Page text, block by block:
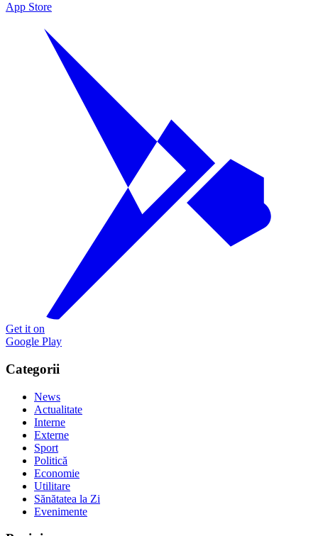
App Store
Get it on
Google Play
Categorii
News
Actualitate
Interne
Externe
Sport
Politică
Economie
Utilitare
Sănătatea la Zi
Evenimente